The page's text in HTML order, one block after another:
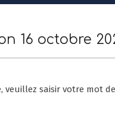
16 octobre
saisir votre mot